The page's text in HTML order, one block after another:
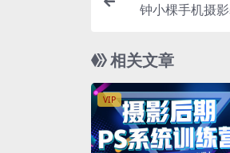
钟小棵手机摄
相关文章
VIP